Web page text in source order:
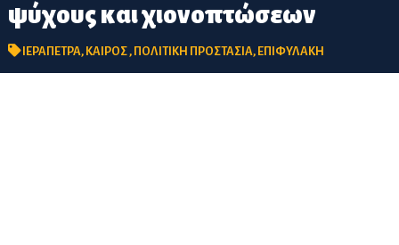
ψύχους και χιονοπτώσεων
ΙΕΡΑΠΕΤΡΑ, ΚΑΙΡΟΣ, ΠΟΛΙΤΙΚΗ ΠΡΟΣΤΑΣΙΑ, ΕΠΙΦΥΛΑΚΗ